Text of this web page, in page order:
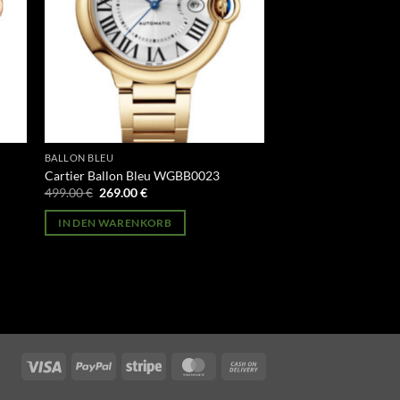
BALLON BLEU
Cartier Ballon Bleu WGBB0023
499.00€ Ursprünglicher
war:
499.00 €
269.00€Aktueller
ist:
269.00 €.
IN DEN WARENKORB
Visa PayPal Stripe MasterCard